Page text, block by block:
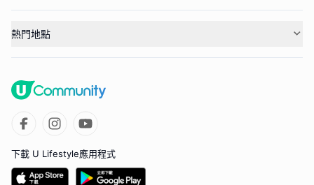
熱門地點
下載 U Lifestyle應用程式